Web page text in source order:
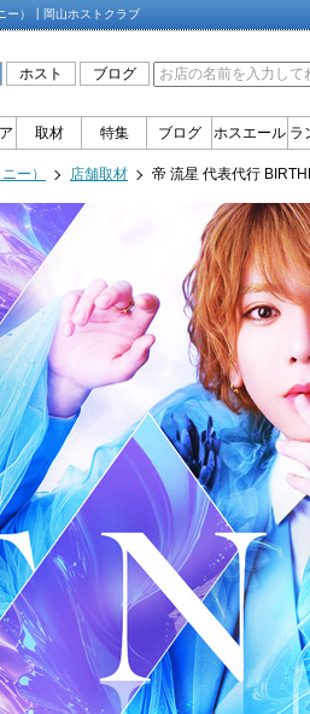
ー）┃岡山ホストクラブ
ホスト ブログ
取材 特集 ブログ ホスエール ラ
ー） 店舗取材 帝 流星 代表代行